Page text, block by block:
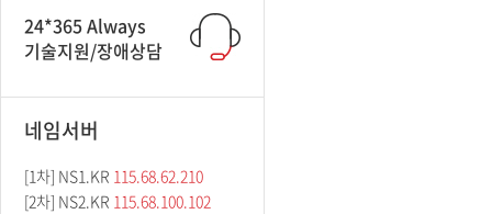
24*365 Always
기술지원/장애상담
네임서버
[1차] NS1.KR 115.68.62.210
[2차] NS2.KR 115.68.100.102